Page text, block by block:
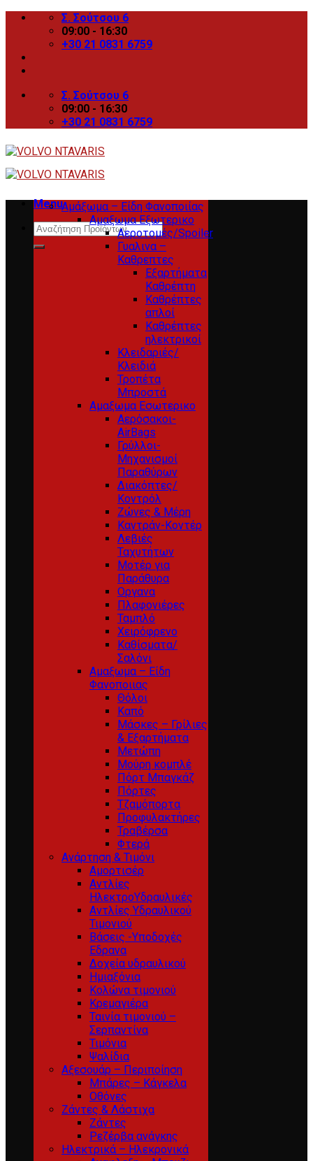
Skip
Σ. Σούτσου 6
09:00 - 16:30
+30 21 0831 6759
Σ. Σούτσου 6
09:00 - 16:30
+30 21 0831 6759
Menu
Search
for:
Αμάξωμα – Είδη Φανοποιίας
Αμαξωμα Εξωτερικο
Αεροτομές/Spoiler
Γυαλινα –
Καθρεπτες
Εξαρτήματα
Καθρέπτη
Καθρέπτες
απλοί
Καθρέπτες
ηλεκτρικοί
Κλειδαριές/
Κλειδιά
Τροπέτα
Μπροστά
Αμαξωμα Εσωτερικο
Αερόσακοι-
AirBags
Γρύλλοι-
Μηχανισμοί
Παραθύρων
Διακόπτες/
Κοντρόλ
Ζώνες & Μέρη
Καντράν-Κοντέρ
Λεβιές
Ταχυτήτων
Μοτέρ για
Παράθυρα
Οργανα
Πλαφονιέρες
Ταμπλό
Χειρόφρενο
Καθίσματα/
Σαλόνι
Αμαξωμα – Είδη
Φανοποιιας
Θόλοι
Καπό
Μάσκες – Γρίλιες
& Εξαρτήματα
Μετώπη
Μούρη κομπλέ
Πόρτ Μπαγκάζ
Πόρτες
Τζαμόπορτα
Προφυλακτήρες
Τραβέρσα
Φτερά
Ανάρτηση & Τιμόνι
Αμορτισέρ
Αντλίες
ΗλεκτροΥδραυλικές
Αντλίες Υδραυλικού
Τιμονιού
Βάσεις -Υποδοχές
Εδρανα
Δοχεία υδραυλικού
Ημιαξόνια
Κολώνα τιμονιού
Κρεμαγιέρα
Ταινία τιμονιού –
Σερπαντίνα
Τιμόνια
Ψαλίδια
Αξεσουάρ – Περιποίηση
Μπάρες – Κάγκελα
Οθόνες
Ζάντες & Λάστιχα
Ζάντες
Ρεζέρβα ανάγκης
Ηλεκτρικά – Ηλεκρονικά